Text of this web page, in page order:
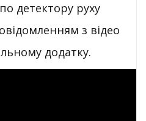
детектору руху
з відео
додатку.